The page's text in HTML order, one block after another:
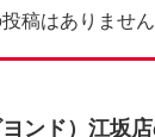
稿はありません
ンド）江坂